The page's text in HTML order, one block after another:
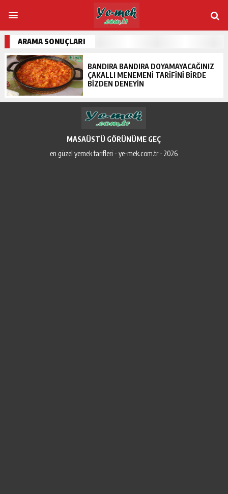
ARAMA SONUÇLARI
BANDIRA BANDIRA DOYAMAYACAĞINIZ
ÇAKALLI MENEMENI TARIFINI BIRDE
BIZDEN DENEYIN
MASAÜSTÜ GÖRÜNÜME GEÇ
en güzel yemek tarifleri - ye-mek.com.tr - 2026